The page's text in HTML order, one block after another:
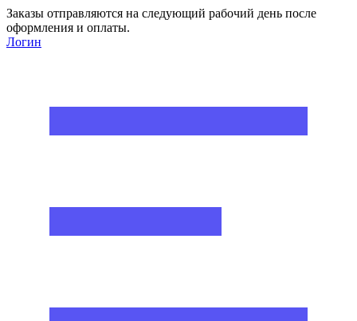
Заказы отправляются на следующий рабочий день после
оформления и оплаты.
Логин